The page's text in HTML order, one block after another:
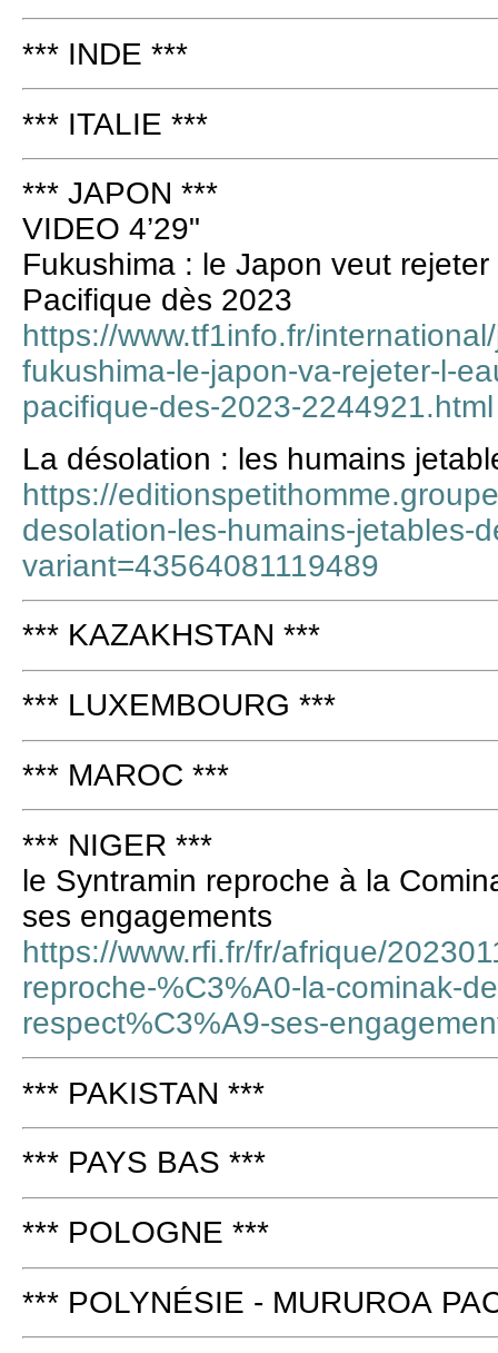
*** INDE ***
*** ITALIE ***
*** JAPON ***
VIDEO 4’29"
Fukushima : le Japon veut
Pacifique dès 2023
https://www.tf1info.fr/
fukushima-le-japon-va-rejeter-l-
pacifique-des-2023-2244921.html
La désolation : les humains
https://
desolation-les-humains-jetables-
variant=43564081119489
*** KAZAKHSTAN ***
*** LUXEMBOURG ***
*** MAROC ***
*** NIGER ***
le Syntramin reproche à la
ses engagements
https://www.rfi.fr/fr/afrique/
reproche-%C3%A0-la-cominak-
respect%C3%A9-ses-
*** PAKISTAN ***
*** PAYS BAS ***
*** POLOGNE ***
*** POLYNÉSIE - MURUROA